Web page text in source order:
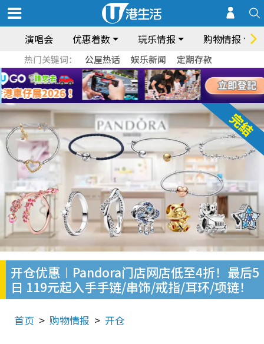
演唱会 优惠着数 玩乐情报 购物情报
热门关键词： 公屋热话 娱乐新闻 定期存款
开仓优惠︱Pandora门店网店低至4折！最后5
日 119元起入手手链/串饰/戒指/耳环/项链！
首页 购物情报 开仓